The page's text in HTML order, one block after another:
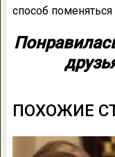
способ
ПОХОЖИЕ